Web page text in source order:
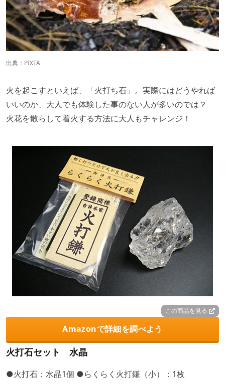
出典： PIXTA
火を起こすといえば、「火打ち石」。実際にはどうやれば
いいのか、大人でも体験した事のない人が多いのでは？
火花を散らして着火する方法に大人もチャレンジ！
この商品を見る
Amazonで詳細を調べよう
火打石セット 水晶
●火打石：水晶1個 ●らくらく火打鎌（小）：1枚